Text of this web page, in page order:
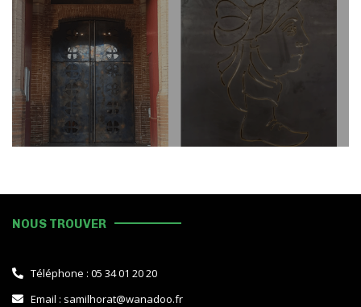
NOUS TROUVER
Téléphone : 05 34 01 20 20
Email : samilhorat@wanadoo.fr